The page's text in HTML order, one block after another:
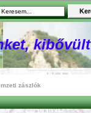
kibővült
zászlók